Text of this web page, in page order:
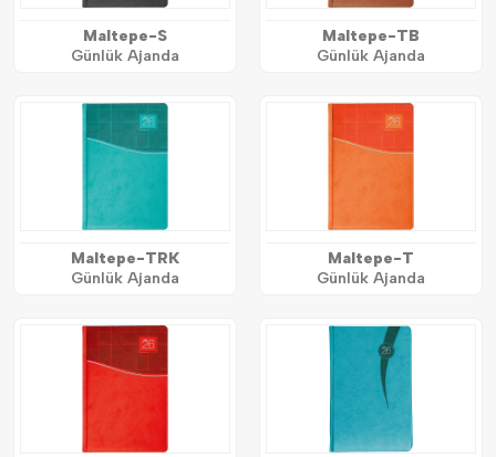
Maltepe-S
Günlük Ajanda
Maltepe-TB
Günlük Ajanda
Maltepe-TRK
Günlük Ajanda
Maltepe-T
Günlük Ajanda